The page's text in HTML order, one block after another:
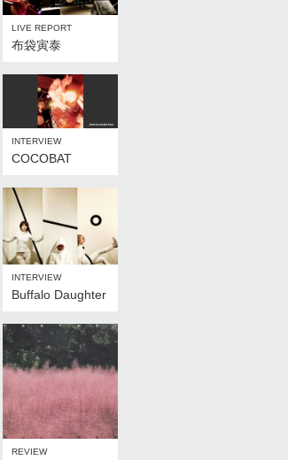
LIVE REPORT
布袋寅泰
INTERVIEW
COCOBAT
INTERVIEW
Buffalo Daughter
REVIEW